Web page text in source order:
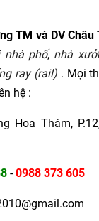
TM và DV Châu
nhà phố, nhà
ray (rail). Mọi
hệ :
Hoa Thám,
-0988 373 605